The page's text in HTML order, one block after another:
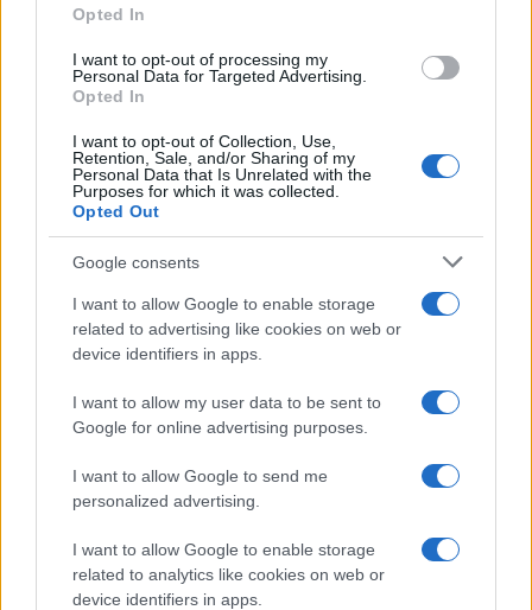
Opted In
I want to opt-out of processing my
Personal Data for Targeted Advertising.
Opted In
I want to opt-out of Collection, Use,
Retention, Sale, and/or Sharing of my
Personal Data that Is Unrelated with the
Purposes for which it was collected.
Opted Out
Google consents
I want to allow Google to enable storage
related to advertising like cookies on web or
device identifiers in apps.
I want to allow my user data to be sent to
Google for online advertising purposes.
I want to allow Google to send me
personalized advertising.
I want to allow Google to enable storage
related to analytics like cookies on web or
device identifiers in apps.
POTREBBE INTERESSARTI
CASTELLI ROMANI – Vasta
operazione dei Carabinieri per
droga “volante”
6 anni fa
TOR BELLA MONACA – Lo spaccio
continua anche col Coronavirus
SEGUICI SU FACEBOOK
DA GIOVEDì CENTRI INVERNALI PER TUTTI I BAMBINI
Precedente
disponibili centri
invernali per
bambini e ragazzi
Successiva
campagna social
per l’adozione